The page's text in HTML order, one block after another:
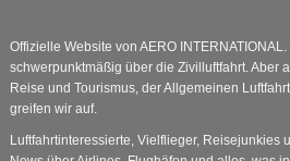
Offizielle Website von AERO
schwerpunktmäßig über die Zivilluftfahrt. Aber
Reise und Tourismus, der Allgemeinen
greifen wir auf.
Luftfahrtinteressierte, Vielflieger, Reisejunkies